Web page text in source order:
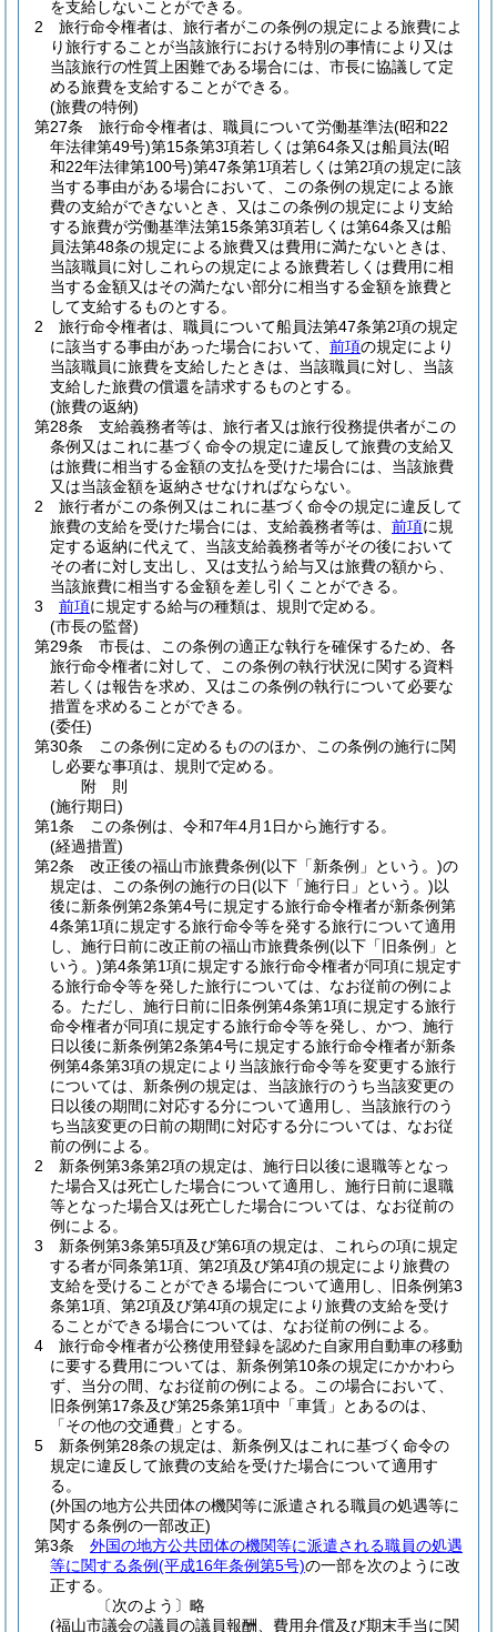
を支給しないことができる。
2
旅行命令権者は、旅行者がこの条例の規定による旅費によ
り旅行することが当該旅行における特別の事情により又は
当該旅行の性質上困難である場合には、市長に協議して定
める旅費を支給することができる。
(旅費の特例)
第27条
旅行命令権者は、職員について労働基準法(昭和22
年法律第49号)第15条第3項若しくは第64条又は船員法(昭
和22年法律第100号)第47条第1項若しくは第2項の規定に該
当する事由がある場合において、この条例の規定による旅
費の支給ができないとき、又はこの条例の規定により支給
する旅費が労働基準法第15条第3項若しくは第64条又は船
員法第48条の規定による旅費又は費用に満たないときは、
当該職員に対しこれらの規定による旅費若しくは費用に相
当する金額又はその満たない部分に相当する金額を旅費と
して支給するものとする。
2
旅行命令権者は、職員について船員法第47条第2項の規定
に該当する事由があった場合において、 前項の規定により
当該職員に旅費を支給したときは、当該職員に対し、当該
支給した旅費の償還を請求するものとする。
(旅費の返納)
第28条
支給義務者等は、旅行者又は旅行役務提供者がこの
条例又はこれに基づく命令の規定に違反して旅費の支給又
は旅費に相当する金額の支払を受けた場合には、当該旅費
又は当該金額を返納させなければならない。
2
旅行者がこの条例又はこれに基づく命令の規定に違反して
旅費の支給を受けた場合には、支給義務者等は、 前項に規
定する返納に代えて、当該支給義務者等がその後において
その者に対し支出し、又は支払う給与又は旅費の額から、
当該旅費に相当する金額を差し引くことができる。
3
前項に規定する給与の種類は、規則で定める。
(市長の監督)
第29条
市長は、この条例の適正な執行を確保するため、各
旅行命令権者に対して、この条例の執行状況に関する資料
若しくは報告を求め、又はこの条例の執行について必要な
措置を求めることができる。
(委任)
第30条
この条例に定めるもののほか、この条例の施行に関
し必要な事項は、規則で定める。
附 則
(施行期日)
第1条
この条例は、令和7年4月1日から施行する。
(経過措置)
第2条
改正後の福山市旅費条例(以下「新条例」という。)の
規定は、この条例の施行の日(以下「施行日」という。)以
後に新条例第2条第4号に規定する旅行命令権者が新条例第
4条第1項に規定する旅行命令等を発する旅行について適用
し、施行日前に改正前の福山市旅費条例(以下「旧条例」と
いう。)第4条第1項に規定する旅行命令権者が同項に規定す
る旅行命令等を発した旅行については、なお従前の例によ
る。 ただし、施行日前に旧条例第4条第1項に規定する旅行
命令権者が同項に規定する旅行命令等を発し、かつ、施行
日以後に新条例第2条第4号に規定する旅行命令権者が新条
例第4条第3項の規定により当該旅行命令等を変更する旅行
については、新条例の規定は、当該旅行のうち当該変更の
日以後の期間に対応する分について適用し、当該旅行のう
ち当該変更の日前の期間に対応する分については、なお従
前の例による。
2
新条例第3条第2項の規定は、施行日以後に退職等となっ
た場合又は死亡した場合について適用し、施行日前に退職
等となった場合又は死亡した場合については、なお従前の
例による。
3
新条例第3条第5項及び第6項の規定は、これらの項に規定
する者が同条第1項、第2項及び第4項の規定により旅費の
支給を受けることができる場合について適用し、旧条例第3
条第1項、第2項及び第4項の規定により旅費の支給を受け
ることができる場合については、なお従前の例による。
4
旅行命令権者が公務使用登録を認めた自家用自動車の移動
に要する費用については、新条例第10条の規定にかかわら
ず、当分の間、なお従前の例による。
この場合において、
旧条例第17条及び第25条第1項中「車賃」とあるのは、
「その他の交通費」とする。
5
新条例第28条の規定は、新条例又はこれに基づく命令の
規定に違反して旅費の支給を受けた場合について適用す
る。
(外国の地方公共団体の機関等に派遣される職員の処遇等に
関する条例の一部改正)
第3条
外国の地方公共団体の機関等に派遣される職員の処遇
等に関する条例(平成16年条例第5号)の一部を次のように改
正する。
〔次のよう〕略
(福山市議会の議員の議員報酬、費用弁償及び期末手当に関